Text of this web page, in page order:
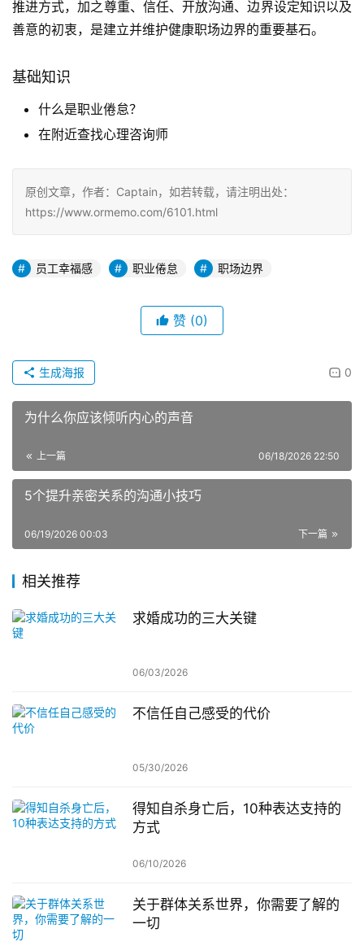
推进方式，加之尊重、信任、开放沟通、边界设定知识以及
善意的初衷，是建立并维护健康职场边界的重要基石。
基础知识
什么是职业倦怠？
在附近查找心理咨询师
原创文章，作者：Captain，如若转载，请注明出处：
https://www.ormemo.com/6101.html
员工幸福感 职业倦怠 职场边界
赞 (0)
0
生成海报
为什么你应该倾听内心的声音
上一篇 06/18/2026 22:50
5个提升亲密关系的沟通小技巧
下一篇
06/19/2026 00:03
相关推荐
求婚成功的三大关键
06/03/2026
不信任自己感受的代价
05/30/2026
得知自杀身亡后，10种表达支持的
方式
06/10/2026
关于群体关系世界，你需要了解的
一切